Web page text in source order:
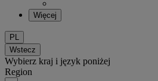
Więcej
PL
Wstecz
Wybierz kraj i język poniżej
Region